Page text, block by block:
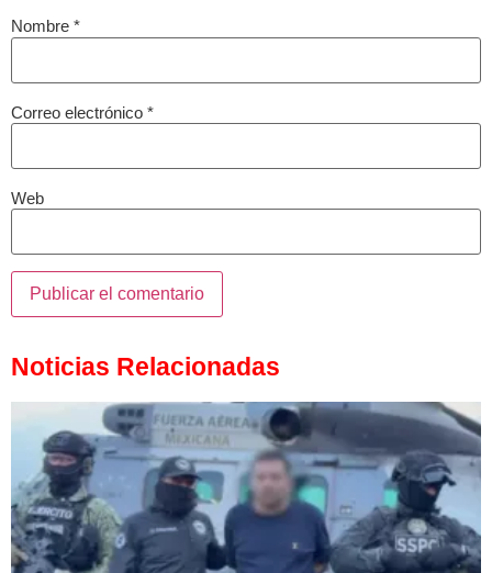
Nombre *
Correo electrónico *
Web
Noticias Relacionadas